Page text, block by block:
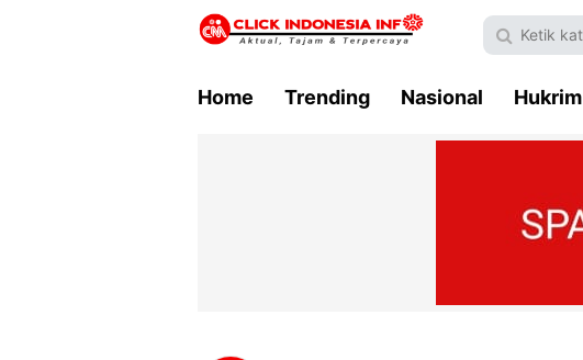
Home Trending Nasional Hukrim